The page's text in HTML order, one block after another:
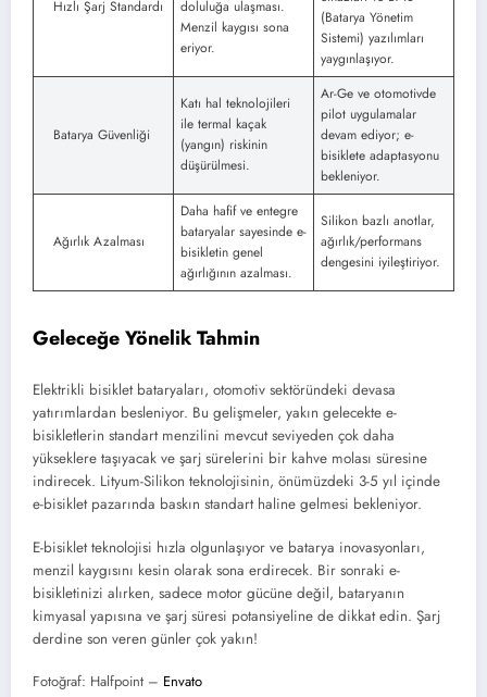
Hızlı Şarj Standardı
doluluğa ulaşması.
Menzil kaygısı sona
eriyor.
(Batarya Yönetim
Sistemi) yazılımları
yaygınlaşıyor.
Batarya Güvenliği
Katı hal teknolojileri
ile termal kaçak
(yangın) riskinin
düşürülmesi.
Ar-Ge ve otomotivde
pilot uygulamalar
devam ediyor; e-
bisiklete adaptasyonu
bekleniyor.
Ağırlık Azalması
Daha hafif ve entegre
bataryalar sayesinde e-
bisikletin genel
ağırlığının azalması.
Silikon bazlı anotlar,
ağırlık/performans
dengesini iyileştiriyor.
Geleceğe Yönelik Tahmin
Elektrikli bisiklet bataryaları, otomotiv sektöründeki devasa
yatırımlardan besleniyor. Bu gelişmeler, yakın gelecekte e-
bisikletlerin standart menzilini mevcut seviyeden çok daha
yükseklere taşıyacak ve şarj sürelerini bir kahve molası süresine
indirecek. Lityum-Silikon teknolojisinin, önümüzdeki 3-5 yıl içinde
e-bisiklet pazarında baskın standart haline gelmesi bekleniyor.
E-bisiklet teknolojisi hızla olgunlaşıyor ve batarya inovasyonları,
menzil kaygısını kesin olarak sona erdirecek. Bir sonraki e-
bisikletinizi alırken, sadece motor gücüne değil, bataryanın
kimyasal yapısına ve şarj süresi potansiyeline de dikkat edin. Şarj
derdine son veren günler çok yakın!
Fotoğraf: Halfpoint – Envato